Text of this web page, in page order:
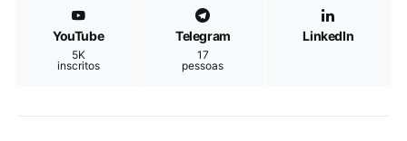
YouTube
5K
inscritos
Telegram
17
pessoas
LinkedIn